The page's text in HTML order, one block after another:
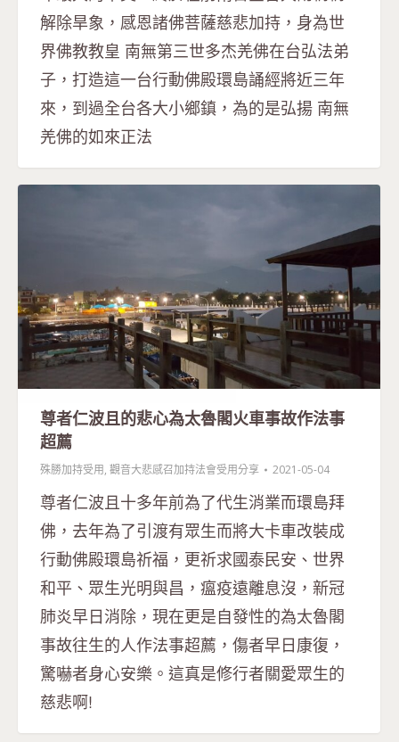
解除旱象，感恩諸佛菩薩慈悲加持，身為世
界佛教教皇 南無第三世多杰羌佛在台弘法弟
子，打造這一台行動佛殿環島誦經將近三年
來，到過全台各大小鄉鎮，為的是弘揚 南無
羌佛的如來正法
尊者仁波且的悲心為太魯閣火車事故作法事
超薦
殊勝加持受用, 觀音大悲感召加持法會受用分享 2021-05-04
尊者仁波且十多年前為了代生消業而環島拜
佛，去年為了引渡有眾生而將大卡車改裝成
行動佛殿環島祈福，更祈求國泰民安、世界
和平、眾生光明與昌，瘟疫遠離息沒，新冠
肺炎早日消除，現在更是自發性的為太魯閣
事故往生的人作法事超薦，傷者早日康復，
驚嚇者身心安樂。這真是修行者關愛眾生的
慈悲啊!